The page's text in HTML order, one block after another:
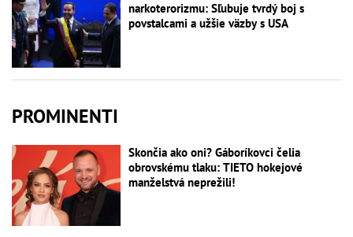
narkoterorizmu: Sľubuje tvrdý boj s
povstalcami a užšie väzby s USA
PROMINENTI
Skončia ako oni? Gáboríkovci čelia
obrovskému tlaku: TIETO hokejové
manželstvá neprežili!